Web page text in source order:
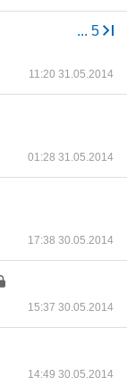
... 5
11:20 31.05.2014
01:28 31.05.2014
17:38 30.05.2014
15:37 30.05.2014
14:49 30.05.2014